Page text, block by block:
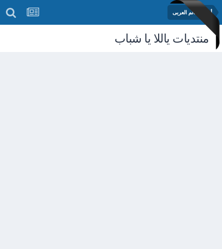
أخبار العالم العربى
منتديات ياللا يا شباب